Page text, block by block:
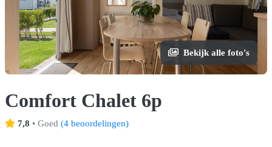
Bekijk alle foto's
Comfort Chalet 6p
7,8 • Goed (4 beoordelingen)